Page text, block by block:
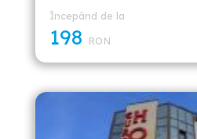
Începând de la
198 RON